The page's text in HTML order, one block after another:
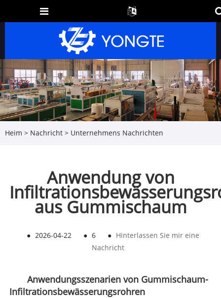
Heim > Nachricht > Unternehmens Nachrichten
Anwendung von
aus Gummischaum
● 2026-04-22 ● 6 ● Hinterlassen Sie mir eine
Nachricht
Anwendungsszenarien von Gummischaum-
Infiltrationsbewässerungsrohren